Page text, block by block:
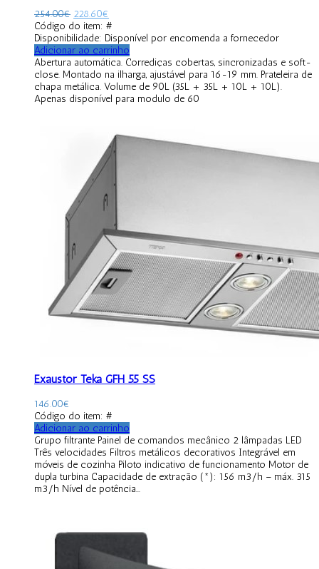
254.00€ 228.60€
Código do item: #
Disponibilidade: Disponível por encomenda a fornecedor
Adicionar ao carrinho
Abertura automática. Corrediças cobertas, sincronizadas e soft-
close. Montado na ilharga, ajustável para 16-19 mm. Prateleira de
chapa metálica. Volume de 90L (35L + 35L + 10L + 10L).
Apenas disponível para modulo de 60
Exaustor Teka GFH 55 SS
146.00€
Código do item: #
Adicionar ao carrinho
Grupo filtrante Painel de comandos mecânico 2 lâmpadas LED
Três velocidades Filtros metálicos decorativos Integrável em
móveis de cozinha Piloto indicativo de funcionamento Motor de
dupla turbina Capacidade de extração (*): 156 m3/h – máx. 315
m3/h Nível de potência...